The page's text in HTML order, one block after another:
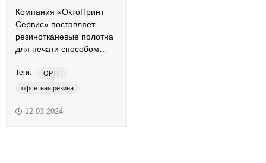
Компания «ОктоПринт
Сервис» поставляет
резинотканевые полотна
для печати способом
Теги: ОРТП
офсетная резина
12.03.2024